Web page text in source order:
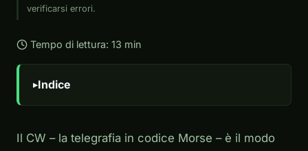
verificarsi errori.
Tempo di lettura: 13 min
Indice
Il CW – la telegrafia in codice Morse – è il modo